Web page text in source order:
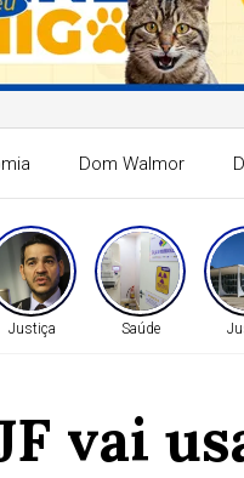
Dom Walmor
Justiça Saúde
vai